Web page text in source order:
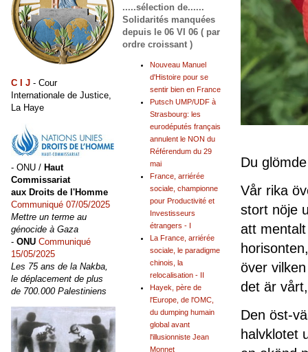
Du
Vår rika
stort nöje
att
horisonten,
över
det är
Den öst-
halvklotet
.....sélection de......
Solidarités manquées
depuis le 06 VI 06 ( par
ordre croissant )
Nouveau Manuel
d'Histoire pour se
sentir bien en France
Putsch UMP/UDF à
Strasbourg: les
eurodéputés français
annulent le NON du
Référendum du 29
mai
France, arriérée
sociale, championne
pour Productivité et
Investisseurs
étrangers - I
La France, arriérée
sociale, le paradigme
chinois, la
relocalisation - II
Hayek, père de
l'Europe, de l'OMC,
du dumping humain
global avant
l'illusionniste Jean
Monnet
C I J - Cour
Internationale de Justice,
La Haye
- ONU / Haut
Commissariat
aux Droits de l'Homme
Communiqué 07/05/2025
Mettre un terme au
génocide à Gaza
- ONU Communiqué
15/05/2025
Les 75 ans de la Nakba,
le déplacement de plus
de 700.000 Palestiniens